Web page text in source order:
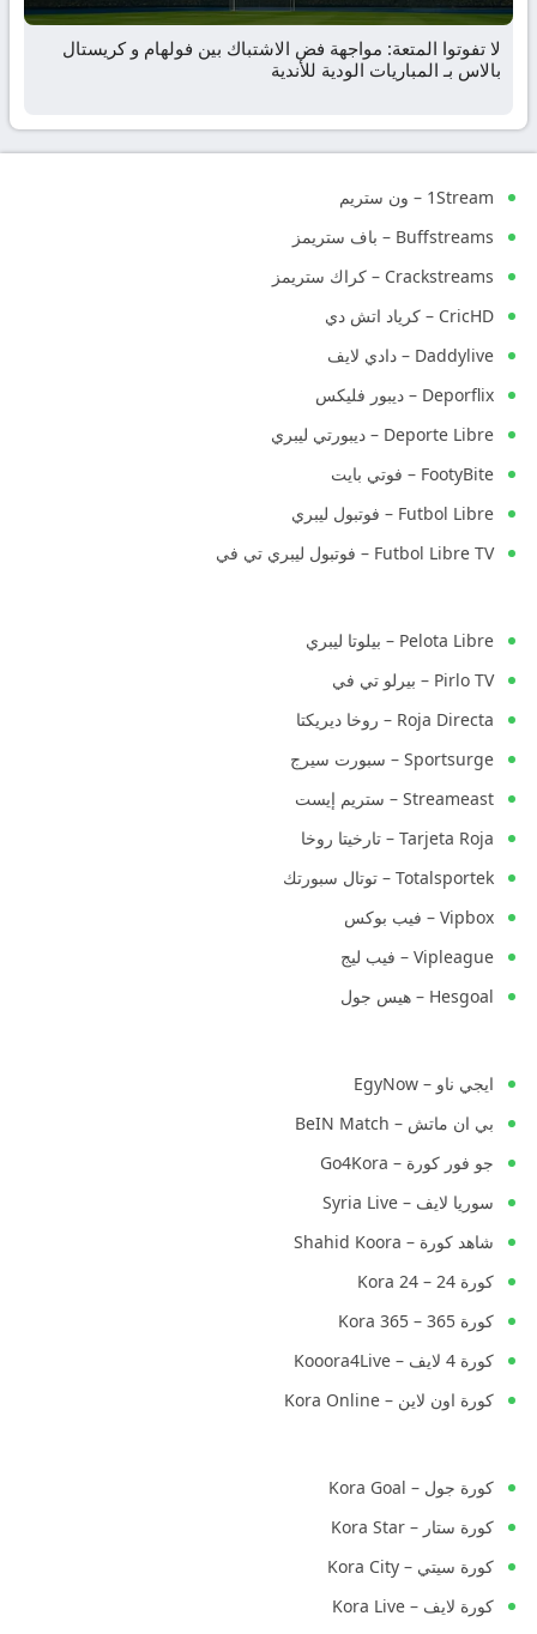
لا تفوتوا المتعة: مواجهة فض الاشتباك بين فولهام و كريستال
بالاس بـ المباريات الودية للأندية
1Stream – ون ستريم
Buffstreams – باف ستريمز
Crackstreams – كراك ستريمز
CricHD – كرياد اتش دي
Daddylive – دادي لايف
Deporflix – ديبور فليكس
Deporte Libre – ديبورتي ليبري
FootyBite – فوتي بايت
Futbol Libre – فوتبول ليبري
Futbol Libre TV – فوتبول ليبري تي في
Pelota Libre – بيلوتا ليبري
Pirlo TV – بيرلو تي في
Roja Directa – روخا ديريكتا
Sportsurge – سبورت سيرج
Streameast – ستريم إيست
Tarjeta Roja – تارخيتا روخا
Totalsportek – توتال سبورتك
Vipbox – فيب بوكس
Vipleague – فيب ليج
Hesgoal – هيس جول
ايجي ناو – EgyNow
بي ان ماتش – BeIN Match
جو فور كورة – Go4Kora
سوريا لايف – Syria Live
شاهد كورة – Shahid Koora
كورة 24 – Kora 24
كورة 365 – Kora 365
كورة 4 لايف – Kooora4Live
كورة اون لاين – Kora Online
كورة جول – Kora Goal
كورة ستار – Kora Star
كورة سيتي – Kora City
كورة لايف – Kora Live